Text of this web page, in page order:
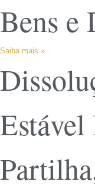
Bens e
Saiba mais »